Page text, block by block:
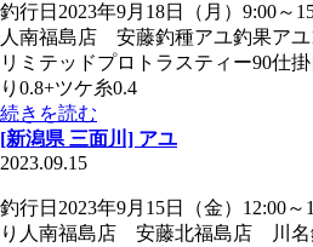
釣行日2023年9月18日（月）9:00～
人南福島店 安藤釣種アユ釣果アユ
リミテッドプロトラスティー90仕
り0.8+ツケ糸0.4
続きを読む
[新潟県 三面川] アユ
2023.09.15
釣行日2023年9月15日（金）12:00
り人南福島店 安藤北福島店 川名